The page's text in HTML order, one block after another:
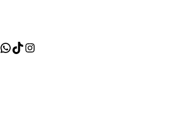
WhatsApp
TikTokInstagram